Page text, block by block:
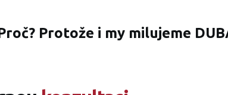
Protože i my milujeme